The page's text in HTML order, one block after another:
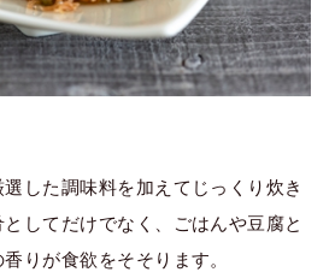
した調味料を加えてじっくり炊き
してだけでなく、ごはんや豆腐と
りが食欲をそそります。